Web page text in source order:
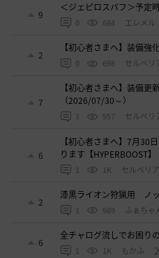
9
＜ジェピロスバフ＞予定
0 684 エレメル
2
【初心者さまへ】装備強
0 698 セルベリ
7
【初心者さまへ】装備更
（2026/07/30～）
1 957 セルベリ
6
【初心者さまへ】7月30
ります【HYPERBOOST】
1 1K セルベリア
2
漆黒ライオン狩猟用 ノ
1 989 ふぁちゃ
6
全チャログ流しでお困り
1 1K もかふ